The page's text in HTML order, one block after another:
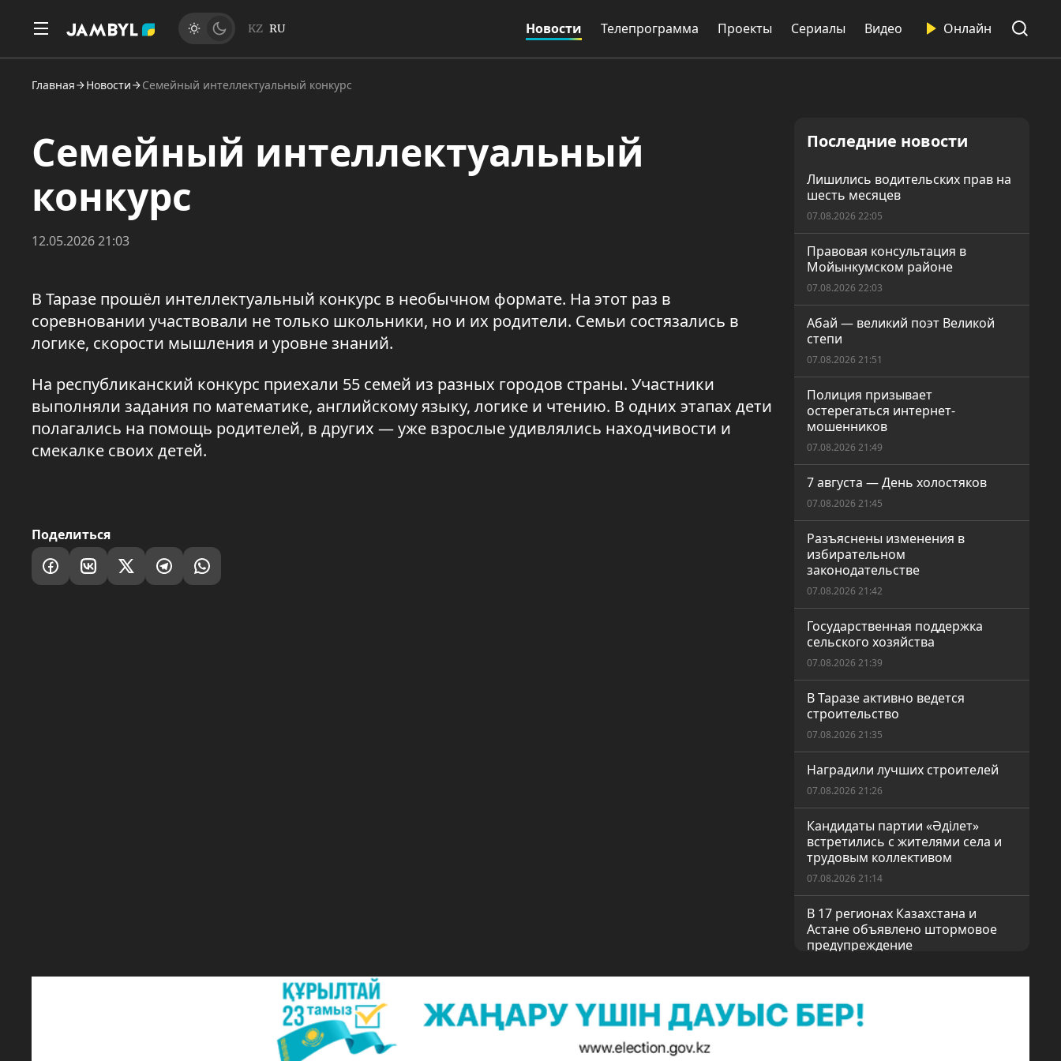
KZ RU Новости Телепрограмма Проекты Сериалы Видео Онлайн
Главная Новости Семейный интеллектуальный конкурс
Семейный интеллектуальный
конкурс
12.05.2026 21:03
В Таразе прошёл интеллектуальный конкурс в необычном формате. На этот раз в
соревновании участвовали не только школьники, но и их родители. Семьи состязались в
логике, скорости мышления и уровне знаний.
На республиканский конкурс приехали 55 семей из разных городов страны. Участники
выполняли задания по математике, английскому языку, логике и чтению. В одних этапах дети
полагались на помощь родителей, в других — уже взрослые удивлялись находчивости и
смекалке своих детей.
Поделиться
Последние новости
Лишились водительских прав на
шесть месяцев
07.08.2026 22:05
Правовая консультация в
Мойынкумском районе
07.08.2026 22:03
Абай — великий поэт Великой
степи
07.08.2026 21:51
Полиция призывает
остерегаться интернет-
мошенников
07.08.2026 21:49
7 августа — День холостяков
07.08.2026 21:45
Разъяснены изменения в
избирательном
законодательстве
07.08.2026 21:42
Государственная поддержка
сельского хозяйства
07.08.2026 21:39
В Таразе активно ведется
строительство
07.08.2026 21:35
Наградили лучших строителей
07.08.2026 21:26
Кандидаты партии «Әділет»
встретились с жителями села и
трудовым коллективом
07.08.2026 21:14
В 17 регионах Казахстана и
Астане объявлено штормовое
предупреждение
Познавательная встреча с
молодым поэтом